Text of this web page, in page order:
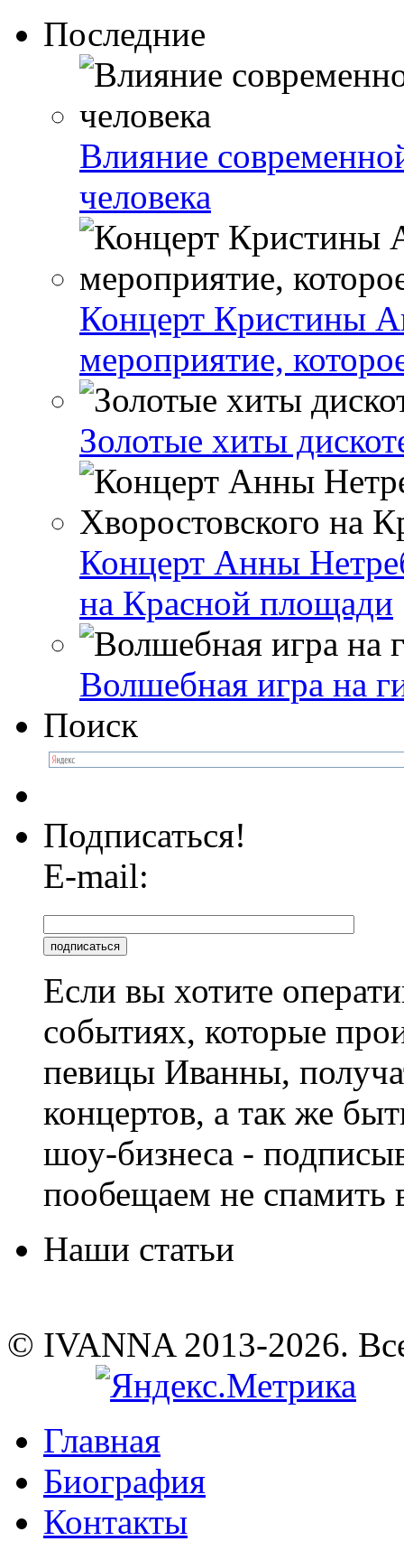
Последние
Влияние
человека
Концерт Кристины
мероприятие,
Золотые хиты
Концерт Анны
на Красной площади
Волшебная игра на
Поиск
Подписаться!
E-mail:
Если вы хотите
событиях, которые
певицы Иванны,
концертов, а так же
шоу-бизнеса -
пообещаем не спамить
Наши статьи
© IVANNA 2013-2026.
Главная
Биография
Контакты